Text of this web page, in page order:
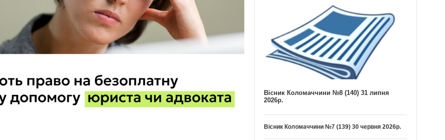
Вісник Коломаччини №8 (140) 31 липня
2026р.
Вісник Коломаччини №7 (139) 30 червня 2026р.